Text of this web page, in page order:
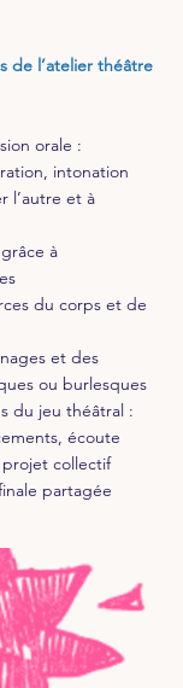
de l’atelier théâtre
orale :
intonation
l’autre et à
à
du corps et de
et des
ou burlesques
du jeu théâtral :
écoute
projet collectif
partagée